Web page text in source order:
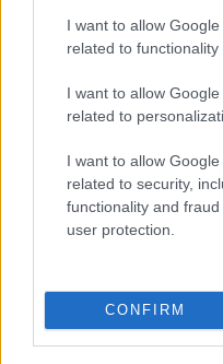
I want to allow
related to
I want to allow
related to
I want to allow
related to security,
functionality and
user protection.
CONFIRM
A Zsámbéki Nyári
rögtön az elsőn, most
szövegeiből válogatott